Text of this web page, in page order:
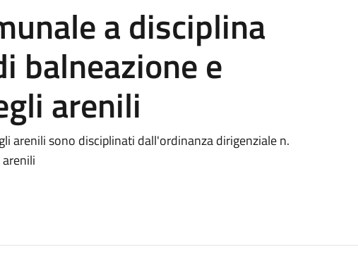
a disciplina
balneazione e
arenili
arenili sono disciplinati dall'ordinanza dirigenziale n.